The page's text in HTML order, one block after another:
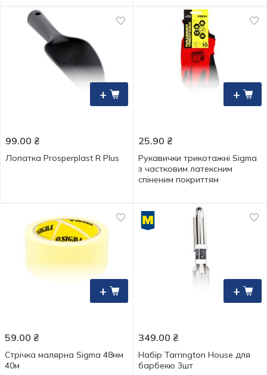
+
99.00 ₴
Лопатка Prosperplast R Plus
+
25.90 ₴
Рукавички трикотажні Sigma
з частковим латексним
спіненим покриттям
+
59.00 ₴
Стрічка малярна Sigma 48мм
40м
+
349.00 ₴
Набір Tarrington House для
барбекю 3шт